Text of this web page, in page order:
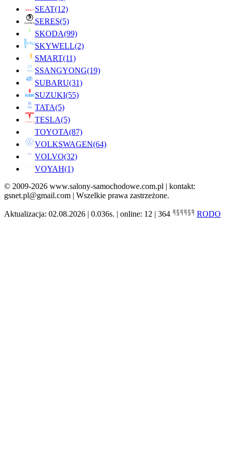
SEAT(12)
SERES(5)
SKODA(99)
SKYWELL(2)
SMART(11)
SSANGYONG(19)
SUBARU(31)
SUZUKI(55)
TATA(5)
TESLA(5)
TOYOTA(87)
VOLKSWAGEN(64)
VOLVO(32)
VOYAH(1)
© 2009-2026 www.salony-samochodowe.com.pl | kontakt:
gsnet.pl@gmail.com | Wszelkie prawa zastrzeżone.
Aktualizacja: 02.08.2026 | 0.036s. | online: 12 | 364 RODO